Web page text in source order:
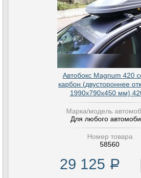
Автобокс Magnum 420
карбон (двустороннее
1990х790х450 мм)
Марка/модель
Для любого
Номер товара
58560
29 125 Р